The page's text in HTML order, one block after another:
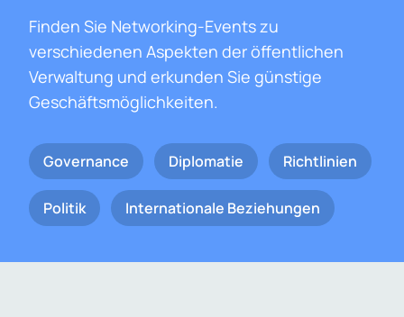
Finden Sie Networking-Events zu
verschiedenen Aspekten der öffentlichen
Verwaltung und erkunden Sie günstige
Geschäftsmöglichkeiten.
Governance Diplomatie Richtlinien
Politik Internationale Beziehungen